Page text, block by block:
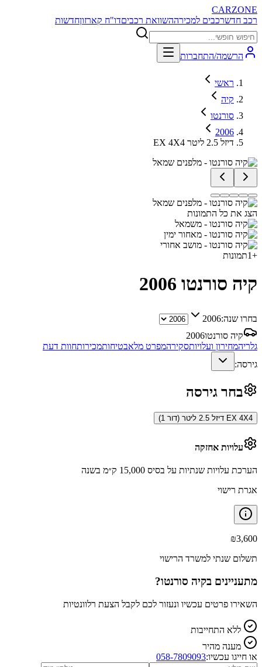
CARZONE
רכב חדשרכבים למכירההשוואת רכביםדו"ח קארזוןחדשות
הרשמה/התחברות
ראשי
קיה
סורנטו
2006
EX 4X4 דיזל 2.5 ליטר
הצג את כל התמונות
+
1תמונות
קיה סורנטו 2006
בחרו שנה:2006
קיה סורנטו2006
גלריהמחירון ועלויותסקירהמפרט מלאבטיחותמכירותחוות דעת
גירסה:
בחר גירסה
EX 4X4 דיזל 2.5 ליטר (דור 1)
עלויות אחזקה
הערכת עלויות שנתיות על בסיס 15,000 ק״מ בשנה
אגרת רישוי
₪3,600
תשלום שנתי למשרד הרישוי
מתעניינים בקיה סורנטו?
השאירו פרטים עכשיו ונעזור לכם לקבל הצעת רלוונטיות
ללא התחייבות
מענה מהיר
או חייגו עכשיו:058-7809093